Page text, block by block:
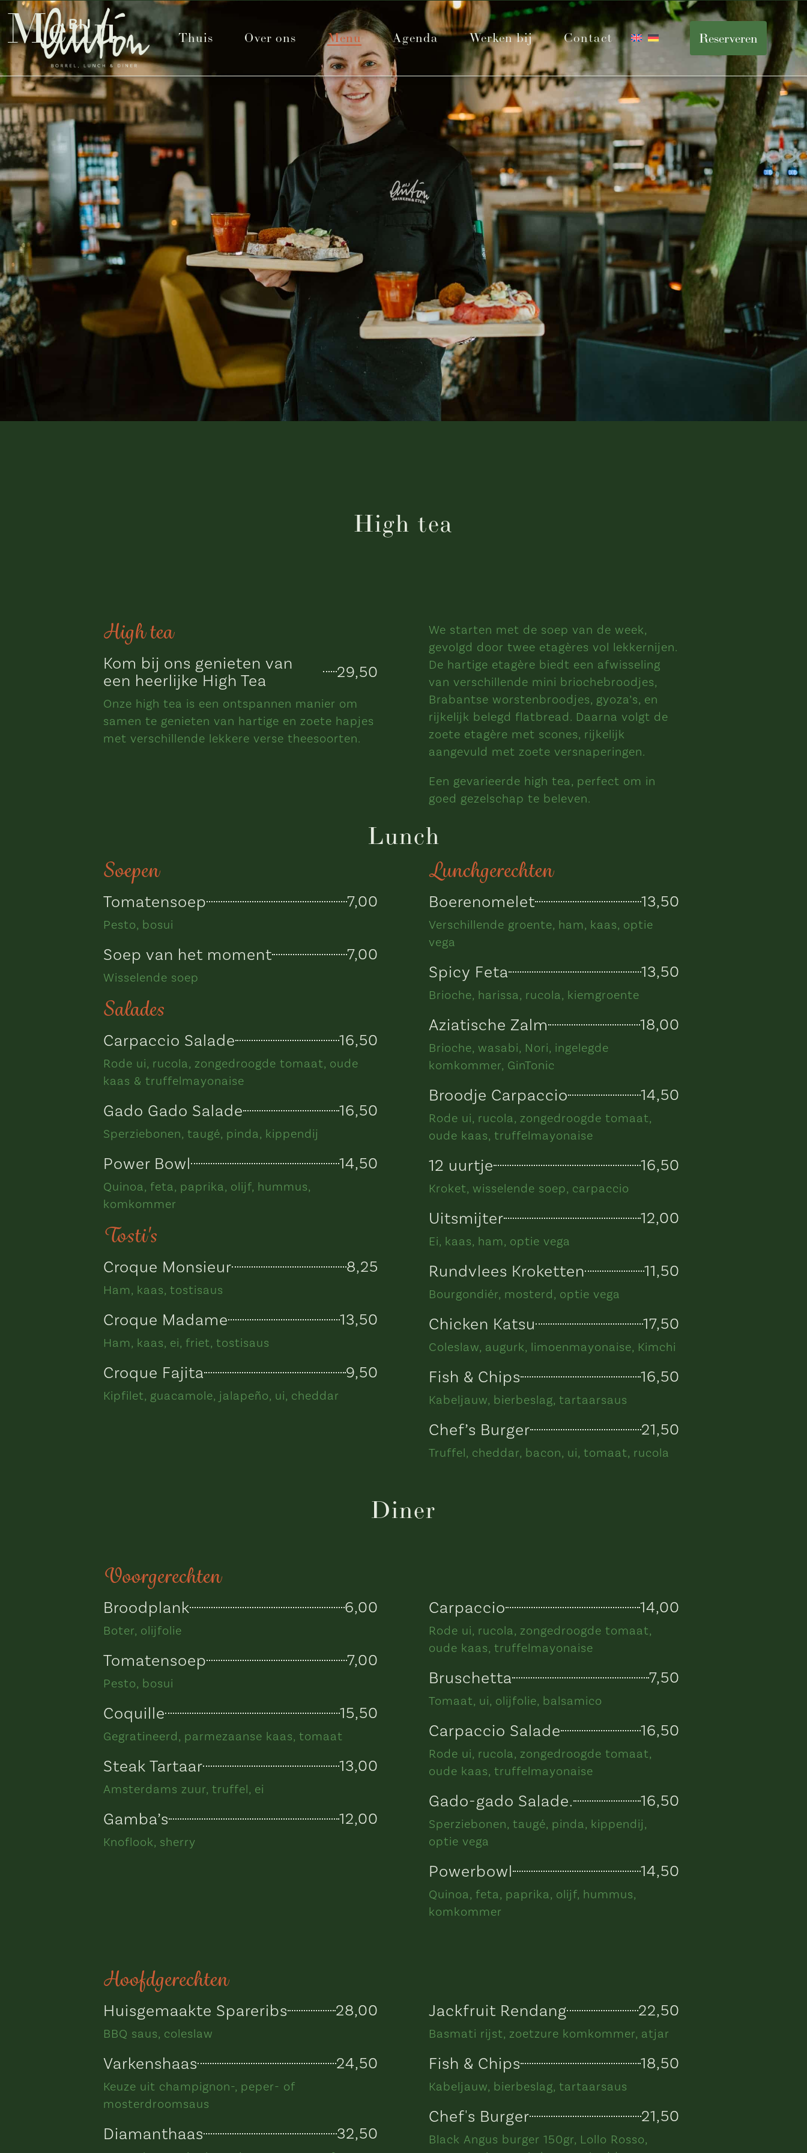
Thuis Over ons Menu Agenda Werken bij Contact Reserveren
Menu
High tea
High tea
Kom bij ons genieten van
een heerlijke High Tea
29,50
Onze high tea is een ontspannen manier om
samen te genieten van hartige en zoete hapjes
met verschillende lekkere verse theesoorten.
We starten met de soep van de week,
gevolgd door twee etagères vol lekkernijen.
De hartige etagère biedt een afwisseling
van verschillende mini briochebroodjes,
Brabantse worstenbroodjes, gyoza’s, en
rijkelijk belegd flatbread. Daarna volgt de
zoete etagère met scones, rijkelijk
aangevuld met zoete versnaperingen.
Een gevarieerde high tea, perfect om in
goed gezelschap te beleven.
Lunch
Soepen
Tomatensoep 7,00
Pesto, bosui
Soep van het moment 7,00
Wisselende soep
Salades
Carpaccio Salade 16,50
Rode ui, rucola, zongedroogde tomaat, oude
kaas & truffelmayonaise
Gado Gado Salade 16,50
Sperziebonen, taugé, pinda, kippendij
Power Bowl 14,50
Quinoa, feta, paprika, olijf, hummus,
komkommer
Tosti's
Croque Monsieur 8,25
Ham, kaas, tostisaus
Croque Madame 13,50
Ham, kaas, ei, friet, tostisaus
Croque Fajita 9,50
Kipfilet, guacamole, jalapeño, ui, cheddar
Lunchgerechten
Boerenomelet 13,50
Verschillende groente, ham, kaas, optie
vega
Spicy Feta 13,50
Brioche, harissa, rucola, kiemgroente
Aziatische Zalm 18,00
Brioche, wasabi, Nori, ingelegde
komkommer, GinTonic
Broodje Carpaccio 14,50
Rode ui, rucola, zongedroogde tomaat,
oude kaas, truffelmayonaise
12 uurtje 16,50
Kroket, wisselende soep, carpaccio
Uitsmijter 12,00
Ei, kaas, ham, optie vega
Rundvlees Kroketten 11,50
Bourgondiér, mosterd, optie vega
Chicken Katsu 17,50
Coleslaw, augurk, limoenmayonaise, Kimchi
Fish & Chips 16,50
Kabeljauw, bierbeslag, tartaarsaus
Chef’s Burger 21,50
Truffel, cheddar, bacon, ui, tomaat, rucola
Diner
Voorgerechten
Broodplank 6,00
Boter, olijfolie
Tomatensoep 7,00
Pesto, bosui
Coquille 15,50
Gegratineerd, parmezaanse kaas, tomaat
Steak Tartaar 13,00
Amsterdams zuur, truffel, ei
Gamba’s 12,00
Knoflook, sherry
Carpaccio 14,00
Rode ui, rucola, zongedroogde tomaat,
oude kaas, truffelmayonaise
Bruschetta 7,50
Tomaat, ui, olijfolie, balsamico
Carpaccio Salade 16,50
Rode ui, rucola, zongedroogde tomaat,
oude kaas, truffelmayonaise
Gado-gado Salade. 16,50
Sperziebonen, taugé, pinda, kippendij,
optie vega
Powerbowl 14,50
Quinoa, feta, paprika, olijf, hummus,
komkommer
Hoofdgerechten
Huisgemaakte Spareribs 28,00
BBQ saus, coleslaw
Varkenshaas 24,50
Keuze uit champignon-, peper- of
mosterdroomsaus
Diamanthaas 32,50
Jackfruit Rendang 22,50
Basmati rijst, zoetzure komkommer, atjar
Fish & Chips 18,50
Kabeljauw, bierbeslag, tartaarsaus
Chef's Burger 21,50
Black Angus burger 150gr, Lollo Rosso,